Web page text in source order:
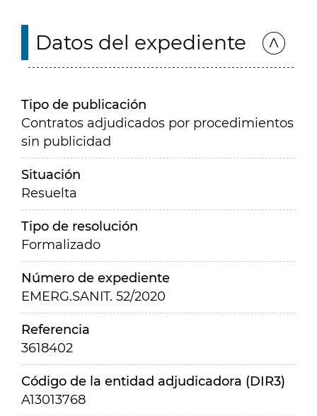
Datos del expediente
Tipo de publicación
Contratos adjudicados por procedimientos
sin publicidad
Situación
Resuelta
Tipo de resolución
Formalizado
Número de expediente
EMERG.SANIT. 52/2020
Referencia
3618402
Código de la entidad adjudicadora (DIR3)
A13013768